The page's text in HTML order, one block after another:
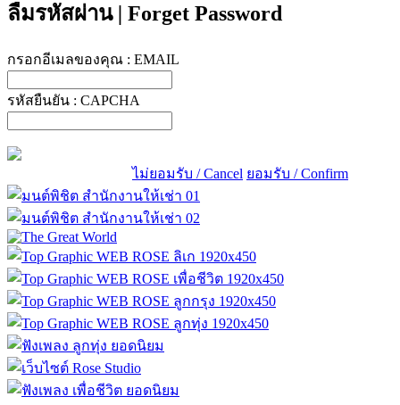
ลืมรหัสผ่าน | Forget Password
กรอกอีเมลของคุณ : EMAIL
รหัสยืนยัน : CAPCHA
ไม่ยอมรับ / Cancel ยอมรับ / Confirm